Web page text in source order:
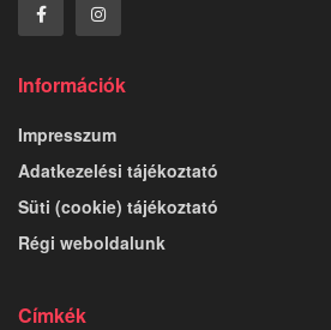
Információk
Impresszum
Adatkezelési tájékoztató
Süti (cookie) tájékoztató
Régi weboldalunk
Címkék